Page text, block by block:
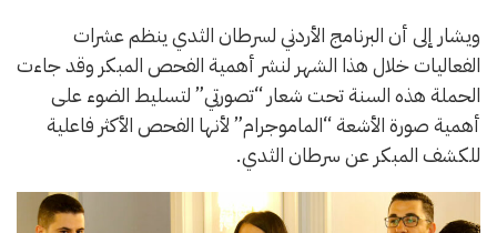
ويشار إلى أن البرنامج الأردني لسرطان الثدي ينظم عشرات
الفعاليات خلال هذا الشهر لنشر أهمية الفحص المبكر وقد جاءت
الحملة هذه السنة تحت شعار “تصورتي” لتسليط الضوء على
أهمية صورة الأشعة “الماموجرام” لأنها الفحص الأكثر فاعلية
للكشف المبكر عن سرطان الثدي.